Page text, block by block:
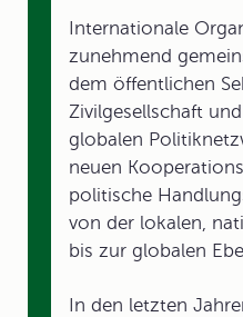
Internationale
zunehmend
dem öffentlichen
Zivilgesellschaft
globalen
neuen
politische
von der lokalen,
bis zur globalen
In den letzten